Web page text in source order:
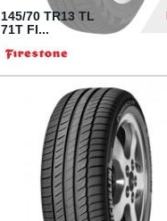
145/70 TR13 TL
71T FI...